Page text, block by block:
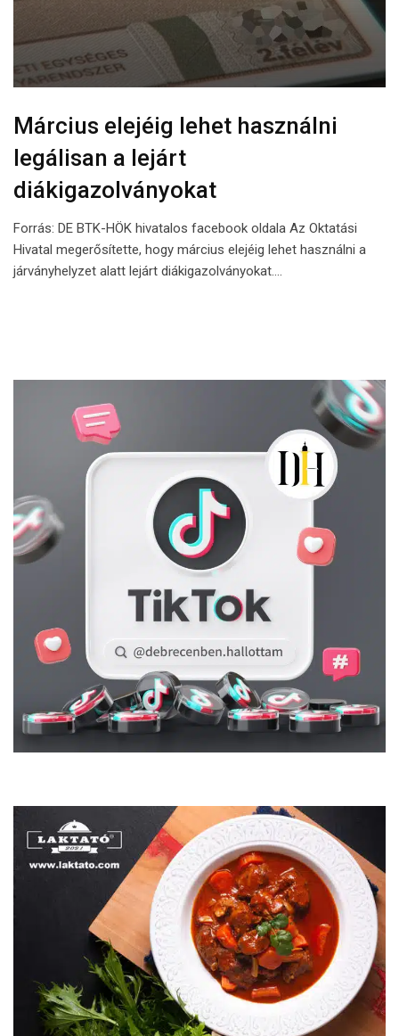
Március elejéig lehet használni
legálisan a lejárt
diákigazolványokat
Forrás: DE BTK-HÖK hivatalos facebook oldala Az Oktatási
Hivatal megerősítette, hogy március elejéig lehet használni a
járványhelyzet alatt lejárt diákigazolványokat.…